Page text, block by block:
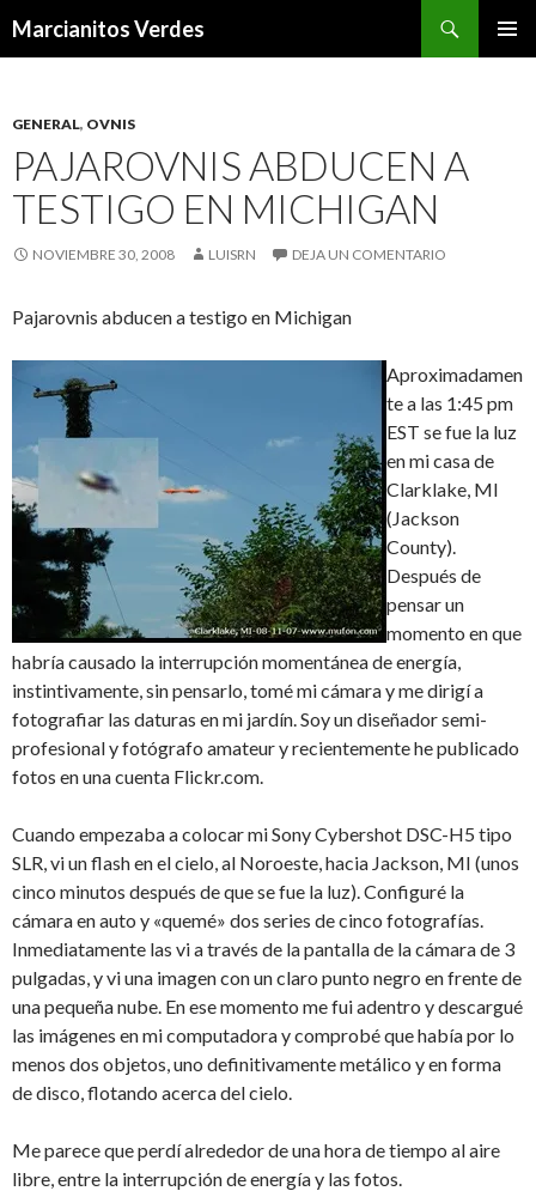
Marcianitos Verdes
GENERAL, OVNIS
PAJAROVNIS ABDUCEN A
TESTIGO EN MICHIGAN
NOVIEMBRE 30, 2008 LUISRN DEJA UN COMENTARIO
Pajarovnis abducen a testigo en Michigan
Aproximadamen
te a las 1:45 pm
EST se fue la luz
en mi casa de
Clarklake, MI
(Jackson
County).
Después de
pensar un
momento en que
habría causado la interrupción momentánea de energía,
instintivamente, sin pensarlo, tomé mi cámara y me dirigí a
fotografiar las daturas en mi jardín. Soy un diseñador semi-
profesional y fotógrafo amateur y recientemente he publicado
fotos en una cuenta Flickr.com.
Cuando empezaba a colocar mi Sony Cybershot DSC-H5 tipo
SLR, vi un flash en el cielo, al Noroeste, hacia Jackson, MI (unos
cinco minutos después de que se fue la luz). Configuré la
cámara en auto y «quemé» dos series de cinco fotografías.
Inmediatamente las vi a través de la pantalla de la cámara de 3
pulgadas, y vi una imagen con un claro punto negro en frente de
una pequeña nube. En ese momento me fui adentro y descargué
las imágenes en mi computadora y comprobé que había por lo
menos dos objetos, uno definitivamente metálico y en forma
de disco, flotando acerca del cielo.
Me parece que perdí alrededor de una hora de tiempo al aire
libre, entre la interrupción de energía y las fotos.